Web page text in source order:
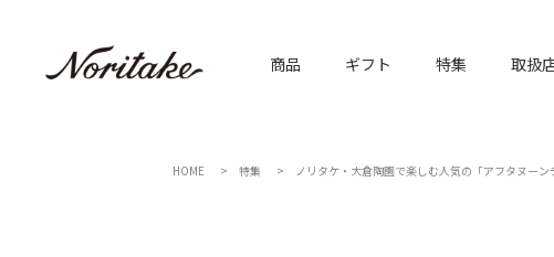
商品 ギフト 特集 取扱
HOME 特集 ノリタケ・大倉陶園で楽しむ人気の「アフタヌー